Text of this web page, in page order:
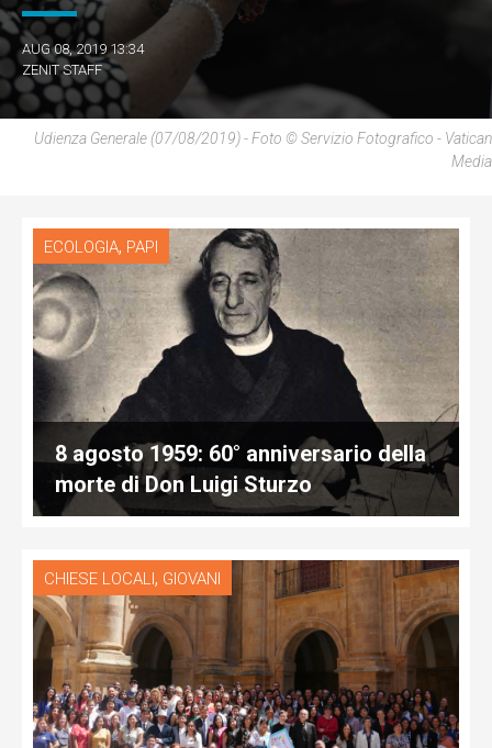
AUG 08, 2019 13:34
ZENIT STAFF
Udienza Generale (07/08/2019) - Foto © Servizio Fotografico - Vatican
Media
ECOLOGIA, PAPI
8 agosto 1959: 60° anniversario della
morte di Don Luigi Sturzo
CHIESE LOCALI, GIOVANI